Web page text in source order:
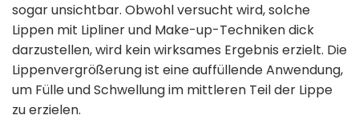
sogar unsichtbar. Obwohl versucht wird, solche
Lippen mit Lipliner und Make-up-Techniken dick
darzustellen, wird kein wirksames Ergebnis erzielt. Die
Lippenvergrößerung ist eine auffüllende Anwendung,
um Fülle und Schwellung im mittleren Teil der Lippe
zu erzielen.